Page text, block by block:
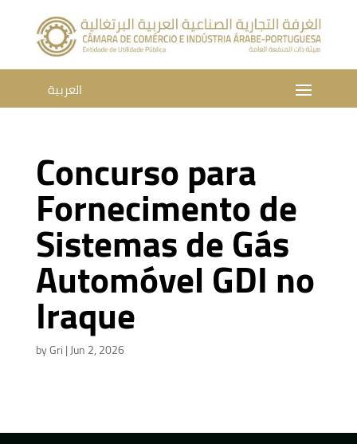
العربية
Concurso para
Fornecimento de
Sistemas de Gás
Automóvel GDI no
Iraque
byGri|Jun 2, 2026